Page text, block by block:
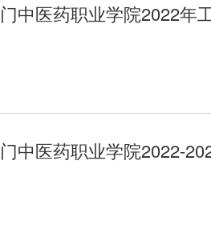
中医药职业学院2022年
中医药职业学院2022-